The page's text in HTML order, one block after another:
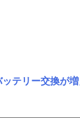
テリー交換が